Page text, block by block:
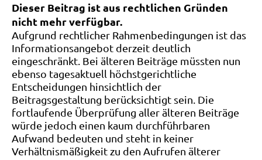
Dieser Beitrag ist aus rechtlichen Gründen
nicht mehr verfügbar.
Aufgrund rechtlicher Rahmenbedingungen ist das
Informationsangebot derzeit deutlich
eingeschränkt. Bei älteren Beiträge müssten nun
ebenso tagesaktuell höchstgerichtliche
Entscheidungen hinsichtlich der
Beitragsgestaltung berücksichtigt sein. Die
fortlaufende Überprüfung aller älteren Beiträge
würde jedoch einen kaum durchführbaren
Aufwand bedeuten und steht in keiner
Verhältnismäßigkeit zu den Aufrufen älterer